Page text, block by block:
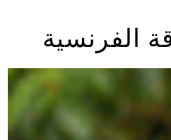
الفرنسية